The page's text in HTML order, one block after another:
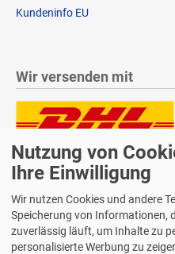
Kundeninfo EU
Wir versenden mit
Lieferung auch an
Samstagszustellung
Nutzung von
Ihre Einwilligung
Wir nutzen Cookies und andere
Speicherung von Informationen,
zuverlässig läuft, um Inhalte zu
personalisierte Werbung zu